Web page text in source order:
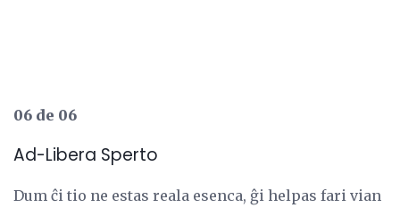
06 de 06
Ad-Libera Sperto
Dum ĉi tio ne estas reala esenca, ĝi helpas fari vian